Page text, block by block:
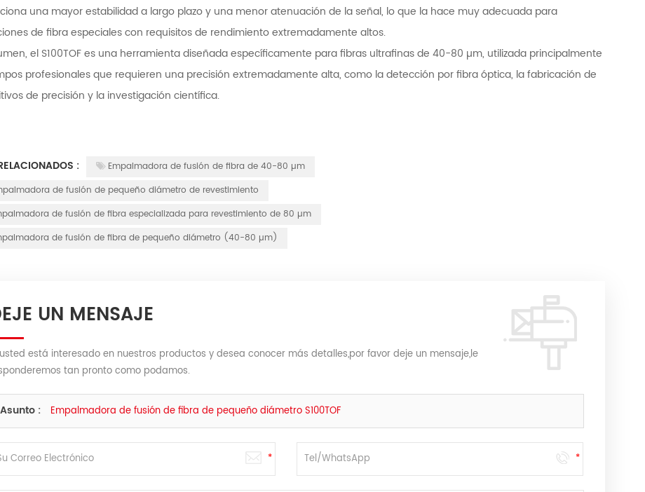
una mayor estabilidad a largo plazo y una menor atenuación de la señal, lo que la hace muy adecuada para
de fibra especiales con requisitos de rendimiento extremadamente altos.
el S100TOF es una herramienta diseñada específicamente para fibras ultrafinas de 40-80 µm, utilizada principalmente
profesionales que requieren una precisión extremadamente alta, como la detección por fibra óptica, la fabricación de
de precisión y la investigación científica.
:
Empalmadora de fusión de fibra de 40-80 µm
de fusión de pequeño diámetro de revestimiento
de fusión de fibra especializada para revestimiento de 80 µm
de fusión de fibra de pequeño diámetro (40-80 µm)
UN MENSAJE
está interesado en nuestros productos y desea conocer más detalles,por favor deje un mensaje,le
tan pronto como podamos.
Asunto : Empalmadora de fusión de fibra de pequeño diámetro S100TOF